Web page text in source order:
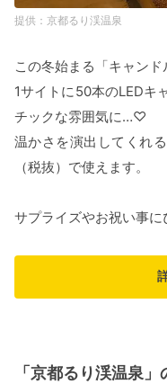
京都るり渓温泉
この冬始まる「キャンド
1サイトに50本のLEDキ
チックな雰囲気に…♡
温かさを演出してくれ
（税抜）で使えます。
サプライズやお祝い事
「京都るり渓温泉